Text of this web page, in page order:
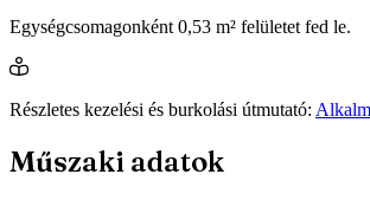
Egységcsomagonként 0,53 m² felületet fed le.
Részletes kezelési és burkolási útmutató:
Műszaki adatok